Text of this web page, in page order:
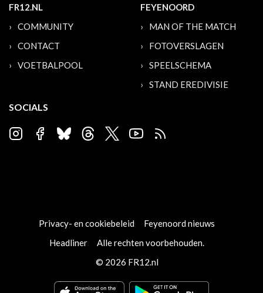
FR12.NL
COMMUNITY
CONTACT
VOETBALPOOL
FEYENOORD
MAN OF THE MATCH
FOTOVERSLAGEN
SPEELSCHEMA
STAND EREDIVISIE
SOCIALS
Privacy- en cookiebeleid
Feyenoord nieuws
Headliner
Alle rechten voorbehouden.
© 2026 FR12.nl